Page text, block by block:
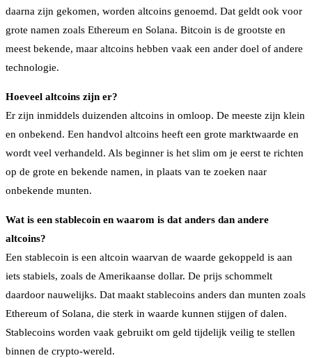
daarna zijn gekomen, worden altcoins genoemd. Dat geldt ook voor
grote namen zoals Ethereum en Solana. Bitcoin is de grootste en
meest bekende, maar altcoins hebben vaak een ander doel of andere
technologie.
Hoeveel altcoins zijn er?
Er zijn inmiddels duizenden altcoins in omloop. De meeste zijn klein
en onbekend. Een handvol altcoins heeft een grote marktwaarde en
wordt veel verhandeld. Als beginner is het slim om je eerst te richten
op de grote en bekende namen, in plaats van te zoeken naar
onbekende munten.
Wat is een stablecoin en waarom is dat anders dan andere
altcoins?
Een stablecoin is een altcoin waarvan de waarde gekoppeld is aan
iets stabiels, zoals de Amerikaanse dollar. De prijs schommelt
daardoor nauwelijks. Dat maakt stablecoins anders dan munten zoals
Ethereum of Solana, die sterk in waarde kunnen stijgen of dalen.
Stablecoins worden vaak gebruikt om geld tijdelijk veilig te stellen
binnen de crypto-wereld.